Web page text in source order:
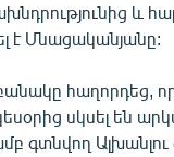
և
է Մնացականյանը:
հաղորդեց,
սկսել են
գտնվող Ալխանլու